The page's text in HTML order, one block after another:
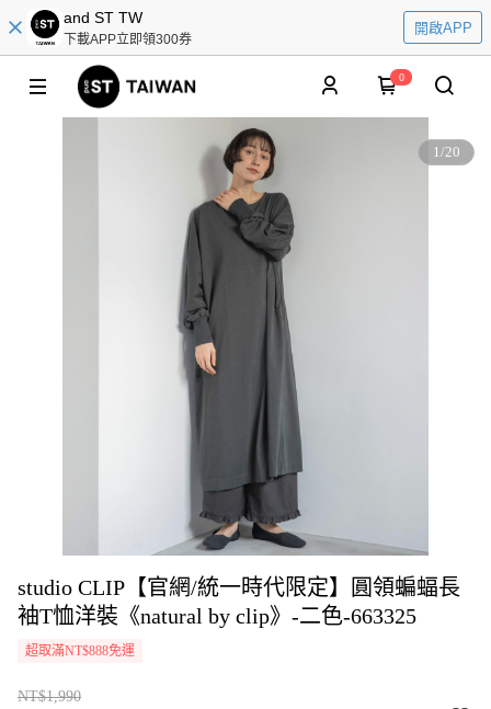
and ST TW
下載APP立即領300券
開啟APP
0
1/20
studio CLIP【官網/統一時代限定】圓領蝙蝠長
袖T恤洋裝《natural by clip》-二色-663325
超取滿NT$888免運
NT$1,990